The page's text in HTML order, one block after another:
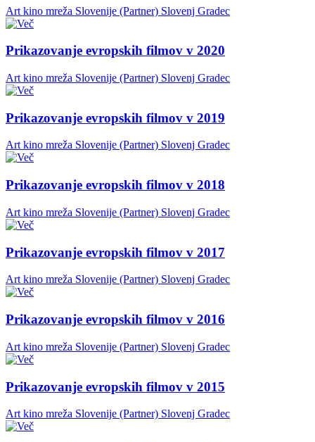
Art kino mreža Slovenije (Partner) Slovenj Gradec
Prikazovanje evropskih filmov v 2020
Art kino mreža Slovenije (Partner) Slovenj Gradec
Prikazovanje evropskih filmov v 2019
Art kino mreža Slovenije (Partner) Slovenj Gradec
Prikazovanje evropskih filmov v 2018
Art kino mreža Slovenije (Partner) Slovenj Gradec
Prikazovanje evropskih filmov v 2017
Art kino mreža Slovenije (Partner) Slovenj Gradec
Prikazovanje evropskih filmov v 2016
Art kino mreža Slovenije (Partner) Slovenj Gradec
Prikazovanje evropskih filmov v 2015
Art kino mreža Slovenije (Partner) Slovenj Gradec